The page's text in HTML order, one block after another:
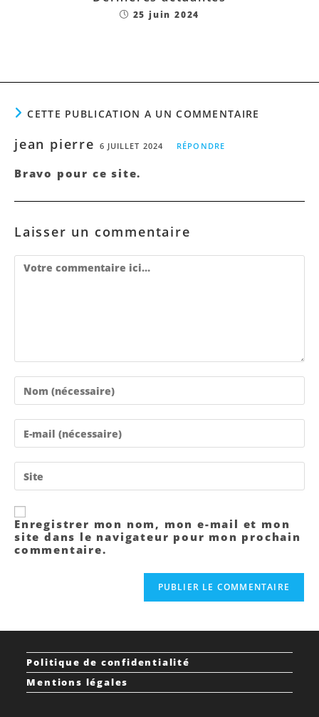
25 juin 2024
CETTE PUBLICATION A UN COMMENTAIRE
jean pierre 6 JUILLET 2024 RÉPONDRE
Bravo pour ce site.
Laisser un commentaire
Enregistrer mon nom, mon e-mail et mon
site dans le navigateur pour mon prochain
commentaire.
Politique de confidentialité
Mentions légales